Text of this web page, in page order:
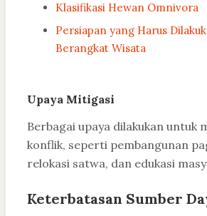
Klasifikasi Hewan Omnivora
Persiapan yang Harus
Berangkat Wisata
Upaya Mitigasi
Berbagai upaya dilakukan untuk
konflik, seperti pembangunan
relokasi satwa, dan edukasi
Keterbatasan Sumber